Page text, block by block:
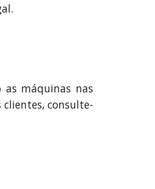
as máquinas nas
clientes, consulte-